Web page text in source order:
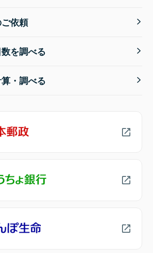
依頼
を調べる
・調べる